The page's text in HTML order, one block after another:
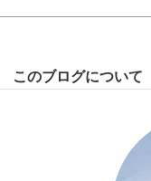
このブログについて